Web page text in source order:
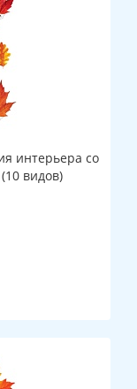
интерьера со
видов)